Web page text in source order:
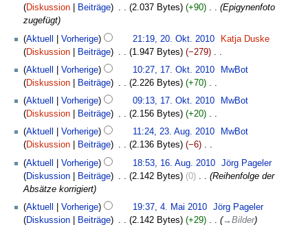
s
a
m
e
n
f
a
s
u
n
g
n
z
u
s
a
m
e
n
f
a
s
s
n
e
B
e
a
b
e
i
t
u
n
s
z
u
s
a
Januar
2011
Diskussion
Beiträge 2.037 Bytes +90 ‎
Epigynenfoto
zugefügt
Oktober
Aktuell Vorherige 21:19, 20. Okt. 2010
Katja Duske
Diskussion
Beiträge 1.947 Bytes −279 ‎
K
e
n
e
B
e
r
b
e
i
t
Oktober
Aktuell Vorherige 10:27, 17. Okt. 2010
MwBot
Diskussion
Beiträge 2.226 Bytes +70 ‎
K
e
n
e
B
e
a
b
Aktuell Vorherige 09:13, 17. Okt. 2010
MwBot
Diskussion
Beiträge 2.156 Bytes +20 ‎
K
e
n
e
B
e
a
23.
August
Aktuell Vorherige 11:24, 23. Aug. 2010
MwBot
Diskussion
Beiträge 2.136 Bytes −6 ‎
K
e
e
B
August
2010
Aktuell Vorherige 18:53, 16. Aug. 2010
Jörg Pageler
Diskussion
Beiträge 2.142 Bytes 0 ‎
Reihenfolge der
Absätze korrigiert
Mai
Aktuell Vorherige 19:37, 4. Mai 2010
Jörg Pageler
Diskussion
Beiträge 2.142 Bytes +29 ‎ →Bilder